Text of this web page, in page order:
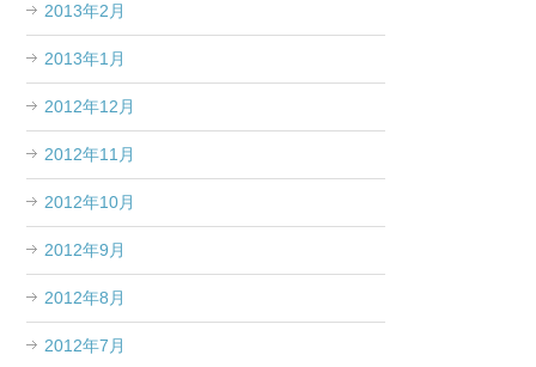
2013年2月
2013年1月
2012年12月
2012年11月
2012年10月
2012年9月
2012年8月
2012年7月